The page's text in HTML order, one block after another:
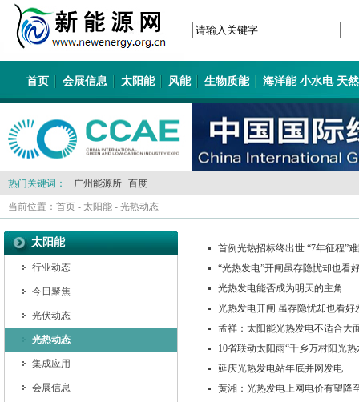
首页 会展信息 太阳能 风能 生物质能 海洋能 小水电 天
热门关键词： 广州能源所 百度
当前位置： 首页 - 太阳能 - 光热动态
太阳能
行业动态
今日聚焦
光伏动态
光热动态
集成应用
会展信息
首例光热招标终出世 “7年征程”
“光热发电”开闸虽存隐忧却也看
光热发电能否成为明天的主角
光热发电开闸 虽存隐忧却也看好
孟祥：太阳能光热发电不适合大
10省联动太阳雨“千乡万村阳光
延庆光热发电站年底并网发电
黄湘：光热发电上网电价有望降